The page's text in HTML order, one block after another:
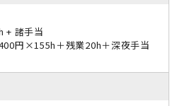
+ 諸手当
円×155h＋残業20h＋深夜手当